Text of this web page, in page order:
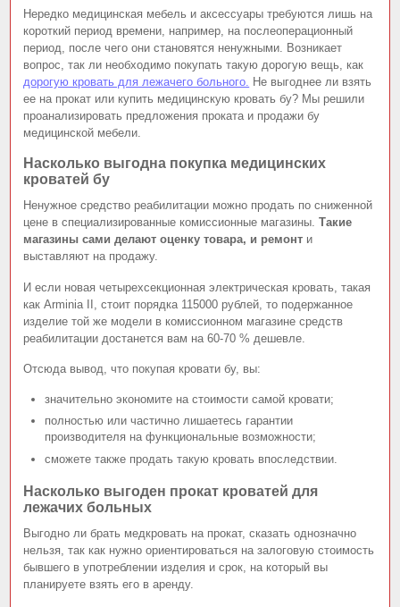
Нередко медицинская мебель и аксессуары требуются лишь на
короткий период времени, например, на послеоперационный
период, после чего они становятся ненужными. Возникает
вопрос, так ли необходимо покупать такую дорогую вещь, как
дорогую кровать для лежачего больного. Не выгоднее ли взять
ее на прокат или купить медицинскую кровать бу? Мы решили
проанализировать предложения проката и продажи бу
медицинской мебели.
Насколько выгодна покупка медицинских
кроватей бу
Ненужное средство реабилитации можно продать по сниженной
цене в специализированные комиссионные магазины.Такие
магазины сами делают оценку товара, и ремонт и
выставляют на продажу.
И если новая четырехсекционная электрическая кровать, такая
как Arminia II, стоит порядка 115000 рублей, то подержанное
изделие той же модели в комиссионном магазине средств
реабилитации достанется вам на 60-70 % дешевле.
Отсюда вывод, что покупая кровати бу, вы:
значительно экономите на стоимости самой кровати;
полностью или частично лишаетесь гарантии
производителя на функциональные возможности;
сможете также продать такую кровать впоследствии.
Насколько выгоден прокат кроватей для
лежачих больных
Выгодно ли брать медкровать на прокат, сказать однозначно
нельзя, так как нужно ориентироваться на залоговую стоимость
бывшего в употреблении изделия и срок, на который вы
планируете взять его в аренду.